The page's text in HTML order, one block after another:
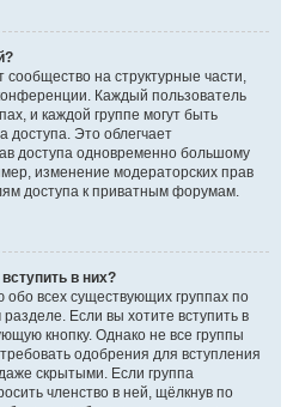
на структурные части,
Каждый пользователь
и каждой группе могут быть
доступа. Это облегчает
доступа одновременно большому
изменение модераторских прав
доступа к приватным форумам.
в них?
всех существующих группах по
Если вы хотите вступить в
кнопку. Однако не все группы
одобрения для вступления
скрытыми. Если группа
членство в ней, щёлкнув по